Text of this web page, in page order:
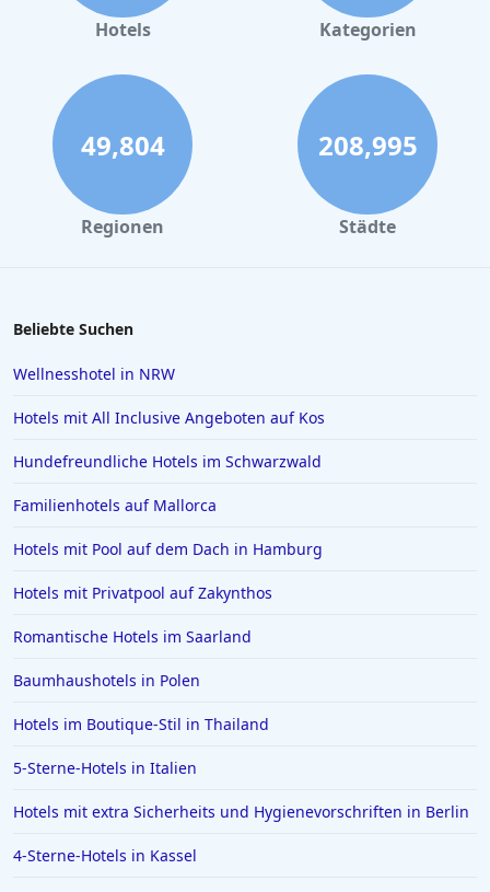
Hotels in Büsum
Hotels in Braunschweig
Hotels im Moseltal
Hotels in Playa de Palma
Hotels auf Sardinien
Hotels in Österreich
Hotels in Usedom Town
Hotels in Mainz
Hotels in Zürich
Hotels in Verona
Hotels in Niedersachsen
Hotels in Sonthofen
Hotels in Kühtai
Hotels in Würmern
Hotels Kategorien
49,804
Regionen
208,995
Städte
Beliebte Suchen
Wellnesshotel in NRW
Hotels mit All Inclusive Angeboten auf Kos
Hundefreundliche Hotels im Schwarzwald
Familienhotels auf Mallorca
Hotels mit Pool auf dem Dach in Hamburg
Hotels mit Privatpool auf Zakynthos
Romantische Hotels im Saarland
Baumhaushotels in Polen
Hotels im Boutique-Stil in Thailand
5-Sterne-Hotels in Italien
Hotels mit extra Sicherheits und Hygienevorschriften in Berlin
4-Sterne-Hotels in Kassel